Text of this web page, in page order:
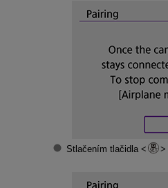
Stlačením tlačidla